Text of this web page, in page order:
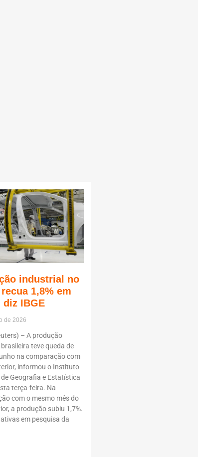
industrial no
1,8% em
diz IBGE
de 2026
– A produção
teve queda de
na comparação com
informou o Instituto
Geografia e Estatística
terça-feira. Na
com o mesmo mês do
a produção subiu 1,7%.
em pesquisa da